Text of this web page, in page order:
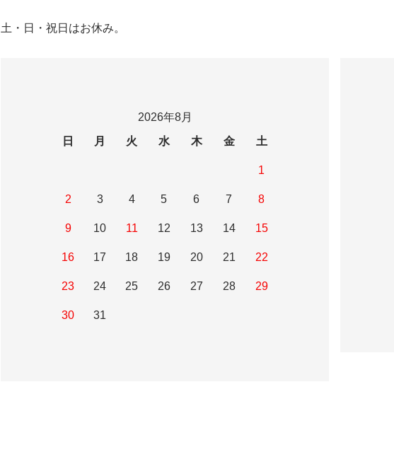
土・日・祝日はお休み。
2026年8月
日
月 火 水 木 金 土
1
2 3 4 5 6 7 8
9 10 11 12 13 14 15
16 17 18 19 20 21 22
23 24 25 26 27 28 29
30 31